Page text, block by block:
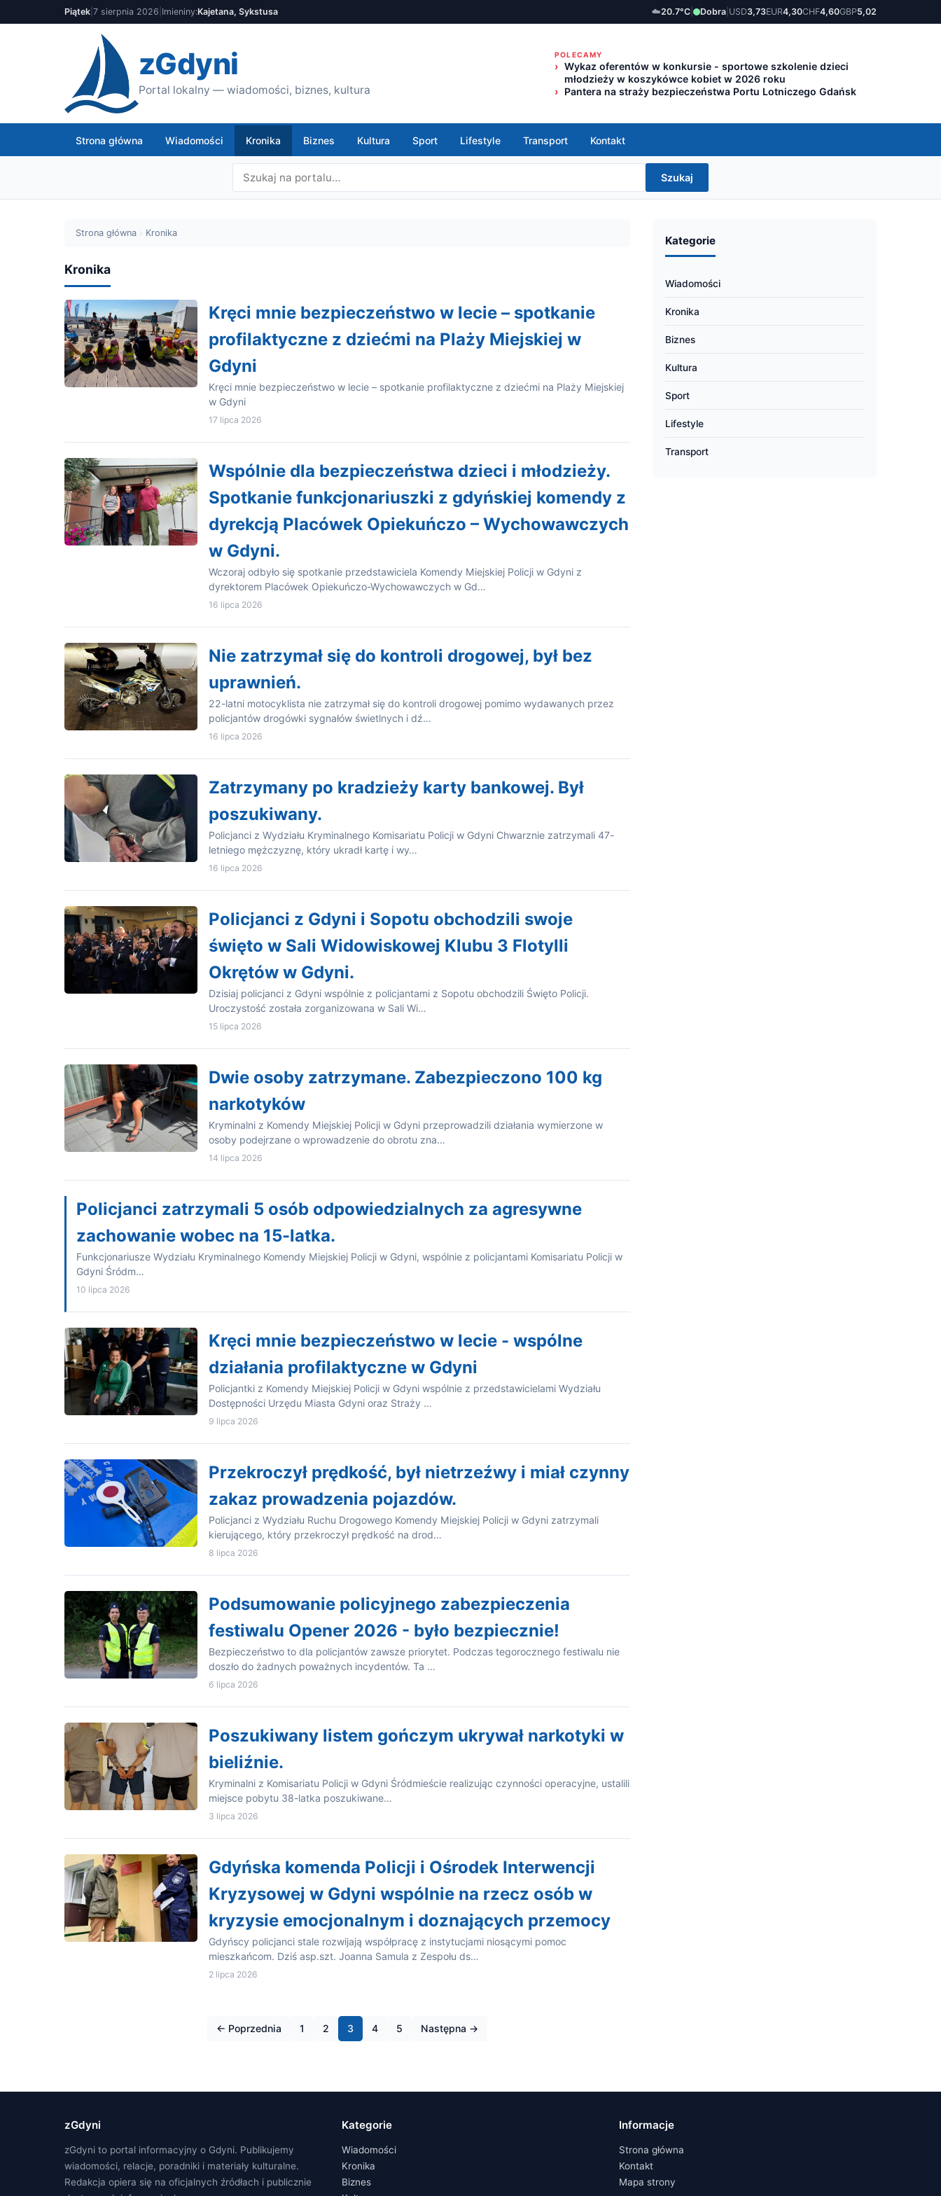
Piątek 7 sierpnia 2026 Imieniny:Kajetana, Sykstusa ☁️20.7°C Dobra USD3,73EUR4,30CHF4,60GBP5,02
zGdyni
Portal lokalny — wiadomości, biznes, kultura
POLECAMY
Wykaz oferentów w konkursie - sportowe szkolenie dzieci
młodzieży w koszykówce kobiet w 2026 roku
Pantera na straży bezpieczeństwa Portu Lotniczego Gdańsk
Strona główna Wiadomości Kronika Biznes Kultura Sport Lifestyle Transport Kontakt
Szukaj
Strona główna › Kronika
Kronika
Kręci mnie bezpieczeństwo w lecie – spotkanie
profilaktyczne z dziećmi na Plaży Miejskiej w
Gdyni
Kręci mnie bezpieczeństwo w lecie – spotkanie profilaktyczne z dziećmi na Plaży Miejskiej
w Gdyni
17 lipca 2026
Wspólnie dla bezpieczeństwa dzieci i młodzieży.
Spotkanie funkcjonariuszki z gdyńskiej komendy z
dyrekcją Placówek Opiekuńczo – Wychowawczych
w Gdyni.
Wczoraj odbyło się spotkanie przedstawiciela Komendy Miejskiej Policji w Gdyni z
dyrektorem Placówek Opiekuńczo-Wychowawczych w Gd…
16 lipca 2026
Nie zatrzymał się do kontroli drogowej, był bez
uprawnień.
22-latni motocyklista nie zatrzymał się do kontroli drogowej pomimo wydawanych przez
policjantów drogówki sygnałów świetlnych i dź…
16 lipca 2026
Zatrzymany po kradzieży karty bankowej. Był
poszukiwany.
Policjanci z Wydziału Kryminalnego Komisariatu Policji w Gdyni Chwarznie zatrzymali 47-
letniego mężczyznę, który ukradł kartę i wy…
16 lipca 2026
Policjanci z Gdyni i Sopotu obchodzili swoje
święto w Sali Widowiskowej Klubu 3 Flotylli
Okrętów w Gdyni.
Dzisiaj policjanci z Gdyni wspólnie z policjantami z Sopotu obchodzili Święto Policji.
Uroczystość została zorganizowana w Sali Wi…
15 lipca 2026
Dwie osoby zatrzymane. Zabezpieczono 100 kg
narkotyków
Kryminalni z Komendy Miejskiej Policji w Gdyni przeprowadzili działania wymierzone w
osoby podejrzane o wprowadzenie do obrotu zna…
14 lipca 2026
Policjanci zatrzymali 5 osób odpowiedzialnych za agresywne
zachowanie wobec na 15-latka.
Funkcjonariusze Wydziału Kryminalnego Komendy Miejskiej Policji w Gdyni, wspólnie z policjantami Komisariatu Policji w
Gdyni Śródm…
10 lipca 2026
Kręci mnie bezpieczeństwo w lecie - wspólne
działania profilaktyczne w Gdyni
Policjantki z Komendy Miejskiej Policji w Gdyni wspólnie z przedstawicielami Wydziału
Dostępności Urzędu Miasta Gdyni oraz Straży …
9 lipca 2026
Przekroczył prędkość, był nietrzeźwy i miał czynny
zakaz prowadzenia pojazdów.
Policjanci z Wydziału Ruchu Drogowego Komendy Miejskiej Policji w Gdyni zatrzymali
kierującego, który przekroczył prędkość na drod…
8 lipca 2026
Podsumowanie policyjnego zabezpieczenia
festiwalu Opener 2026 - było bezpiecznie!
Bezpieczeństwo to dla policjantów zawsze priorytet. Podczas tegorocznego festiwalu nie
doszło do żadnych poważnych incydentów. Ta …
6 lipca 2026
Poszukiwany listem gończym ukrywał narkotyki w
bieliźnie.
Kryminalni z Komisariatu Policji w Gdyni Śródmieście realizując czynności operacyjne, ustalili
miejsce pobytu 38-latka poszukiwane…
3 lipca 2026
Gdyńska komenda Policji i Ośrodek Interwencji
Kryzysowej w Gdyni wspólnie na rzecz osób w
kryzysie emocjonalnym i doznających przemocy
Gdyńscy policjanci stale rozwijają współpracę z instytucjami niosącymi pomoc
mieszkańcom. Dziś asp.szt. Joanna Samula z Zespołu ds…
2 lipca 2026
← Poprzednia 1 2 3 4 5 Następna →
Kategorie
Wiadomości
Kronika
Biznes
Kultura
Sport
Lifestyle
Transport
zGdyni
zGdyni to portal informacyjny o Gdyni. Publikujemy
wiadomości, relacje, poradniki i materiały kulturalne.
Redakcja opiera się na oficjalnych źródłach i publicznie
Kategorie
Wiadomości
Kronika
Biznes
Informacje
Strona główna
Kontakt
Mapa strony